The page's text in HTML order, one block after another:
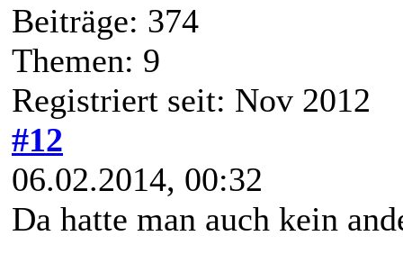
Beiträge: 374
Themen: 9
Registriert seit: Nov 2012
#12
06.02.2014, 00:32
Da hatte man auch kein